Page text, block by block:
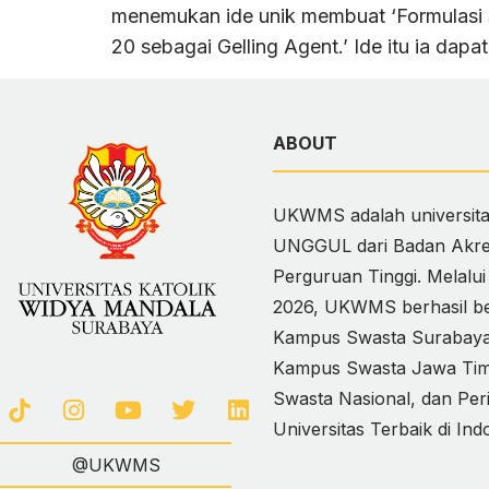
menemukan ide unik membuat
20 sebagai Gelling Agent.’ Ide itu ia
@UKWMS
ABOUT
UKWMS adalah
UNGGUL dari Badan
Perguruan Tinggi.
2026, UKWMS berhasil
Kampus Swasta
Kampus Swasta Jawa
Swasta Nasional, dan
Universitas Terbaik di